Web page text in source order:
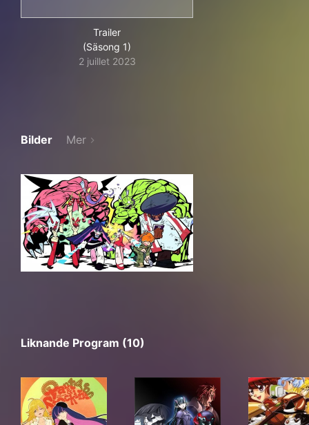
Trailer
(Säsong 1)
2 juillet 2023
Bilder Mer
Liknande Program (10)